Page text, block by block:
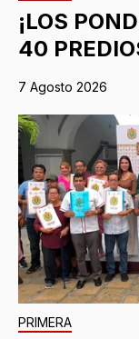
¡LOS
40
7 Agosto 2026
PRIMERA